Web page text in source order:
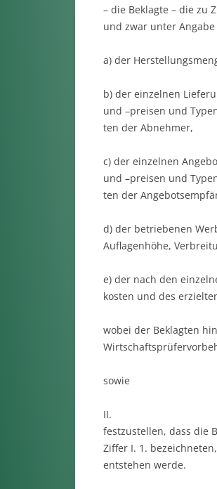
– die Beklagte – die zu
und zwar unter Angabe
a) der
b) der einzelnen
und –preisen und
ten der Abnehmer,
c) der einzelnen
und –preisen und
ten der
d) der betriebenen
Auflagenhöhe,
e) der nach den
kosten und des
wobei der Beklagten
sowie
II.
festzustellen, dass die
Ziffer I. 1.
entstehen werde.